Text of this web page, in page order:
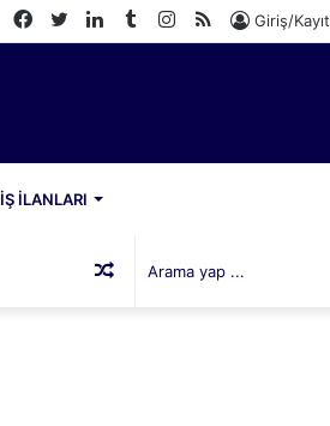
Giriş/Kayıt
RSS
Instagram
Tumblr
LinkedIn
Twitter
Facebook
İŞ İLANLARI
Rastgele